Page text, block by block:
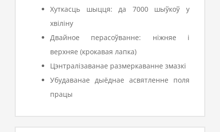
Хуткасць шыцця: да 7000 шыўкоў у
хвіліну
Двайное перасоўванне: ніжняе і
верхняе (крокавая лапка)
Цэнтралізаванае размеркаванне змазкі
Убудаванае дыёднае асвятленне поля
працы